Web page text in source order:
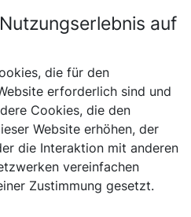
CBD ÖL
Öl 15%
Nein Ja
auf
die für den
erforderlich sind und
Cookies, die den
Website erhöhen, der
die Interaktion mit anderen
vereinfachen
Zustimmung gesetzt.